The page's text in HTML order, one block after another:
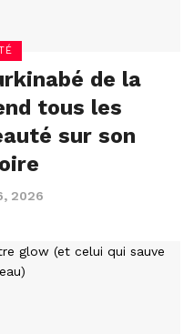
de la
tous les
sur son
2026